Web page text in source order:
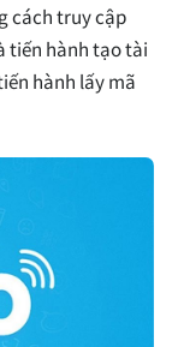
cách truy cập
tiến hành tạo tài
hành lấy mã